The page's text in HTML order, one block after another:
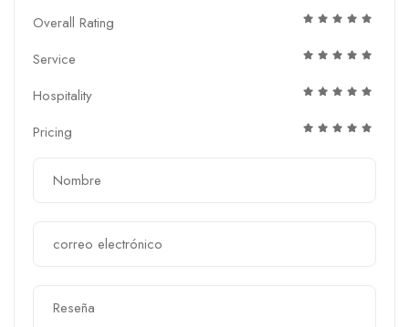
Overall Rating
Service
Hospitality
Pricing